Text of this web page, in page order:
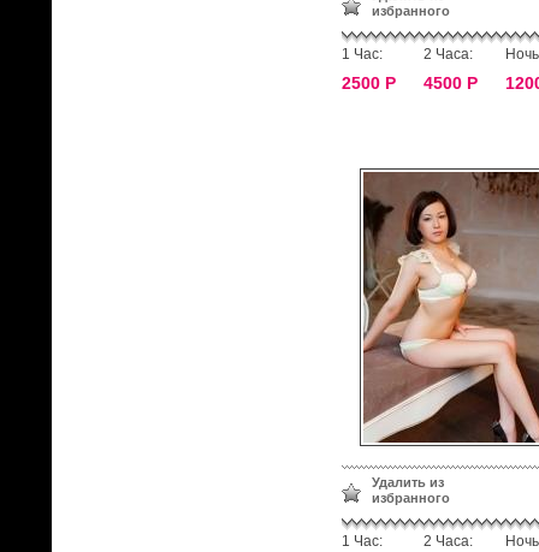
избранного
1 Час:
2500 Р
2 Часа:
4500 Р
Удалить из
избранного
1 Час: 2 Часа: